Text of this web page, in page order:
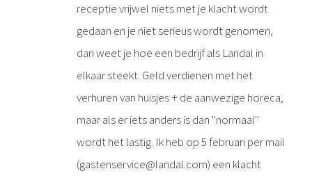
receptie vrijwel niets met je klacht wordt
gedaan en je niet serieus wordt genomen,
dan weet je hoe een bedrijf als Landal in
elkaar steekt. Geld verdienen met het
verhuren van huisjes + de aanwezige horeca,
maar als er iets anders is dan ''normaal''
wordt het lastig. Ik heb op 5 februari per mail
(gastenservice@landal.com) een klacht